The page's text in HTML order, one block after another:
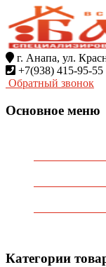
г. Анапа, ул.
+7(938) 415-95-55
Обратный звонок
Основное меню
Категории